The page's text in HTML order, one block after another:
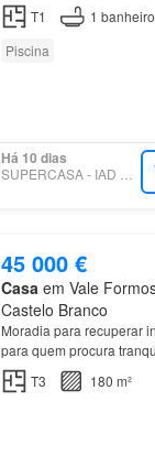
T1
1 banheiro
Piscina
Há 10 dias
SUPERCASA - IAD PORTUGAL
45 000 €
Casa em Vale
Castelo Branco
Moradia para recuperar
para quem procura
T3
180 m²